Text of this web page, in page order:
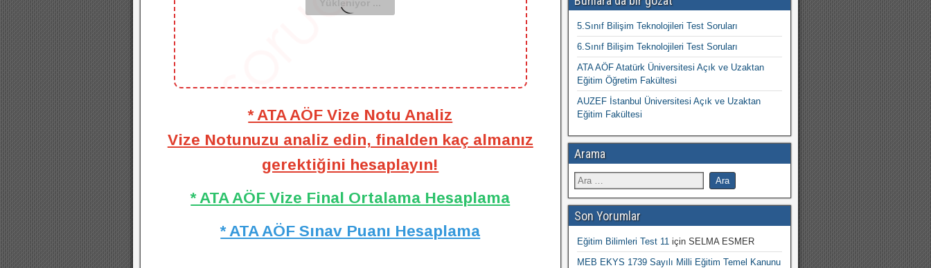
* ATA AÖF Vize Notu Analiz
Vize Notunuzu analiz edin, finalden kaç almanız
gerektiğini hesaplayın!
* ATA AÖF Vize Final Ortalama Hesaplama
* ATA AÖF Sınav Puanı Hesaplama
5.Sınıf Bilişim Teknolojileri Test Soruları
6.Sınıf Bilişim Teknolojileri Test Soruları
ATA AÖF Atatürk Üniversitesi Açık ve Uzaktan
Eğitim Öğretim Fakültesi
AUZEF İstanbul Üniversitesi Açık ve Uzaktan
Eğitim Fakültesi
Arama
Son Yorumlar
Eğitim Bilimleri Test 11için SELMA ESMER
MEB EKYS 1739 Sayılı Milli Eğitim Temel Kanunu